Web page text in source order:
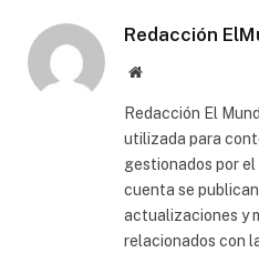
Redacción
Sitio
Redacción El
utilizada para
gestionados por
cuenta se
actualizaciones y
relacionados con